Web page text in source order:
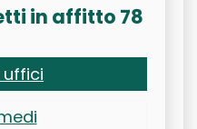
in affitto 78
uffici